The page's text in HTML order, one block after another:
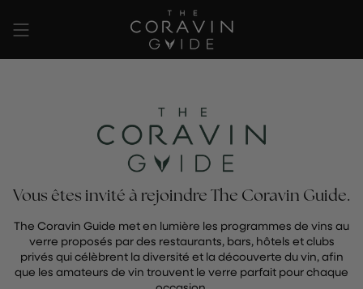
au
contenu
de
Vous êtes invité à rejoindre The Coravin Guide.
The Coravin Guide met en lumière les programmes de vins au
verre proposés par des restaurants, bars, hôtels et clubs
privés qui célèbrent la diversité et la découverte du vin, afin
que les amateurs de vin trouvent le verre parfait pour chaque